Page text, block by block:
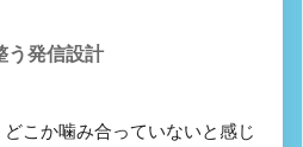
う発信設計
こか噛み合っていないと感じ